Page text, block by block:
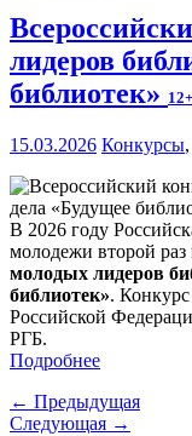
лидеров
библиотек» 12+
15.03.2026 Конкурсы,
В 2026 году
молодежи второй раз
молодых лидеров
библиотек».
Российской
РГБ.
Подробнее
← Предыдущая
Следующая →